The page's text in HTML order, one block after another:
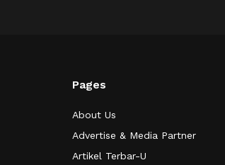
Pages
About Us
Advertise & Media Partner
Artikel Terbar-U